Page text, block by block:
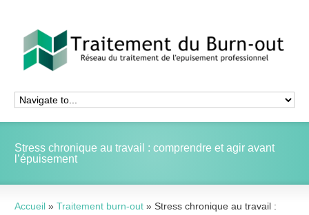
Stress chronique au travail : comprendre et agir avant
l’épuisement
Accueil » Traitement burn-out » Stress chronique au travail :